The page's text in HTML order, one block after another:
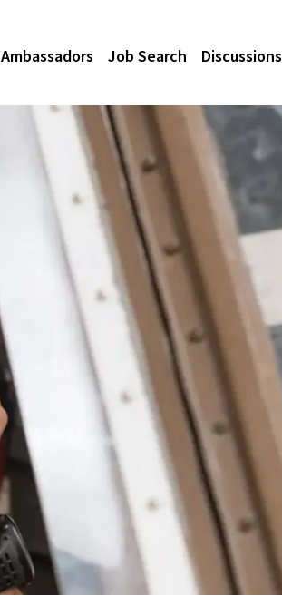
Ambassadors Job Search Discussions